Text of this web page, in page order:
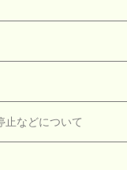
止などについて